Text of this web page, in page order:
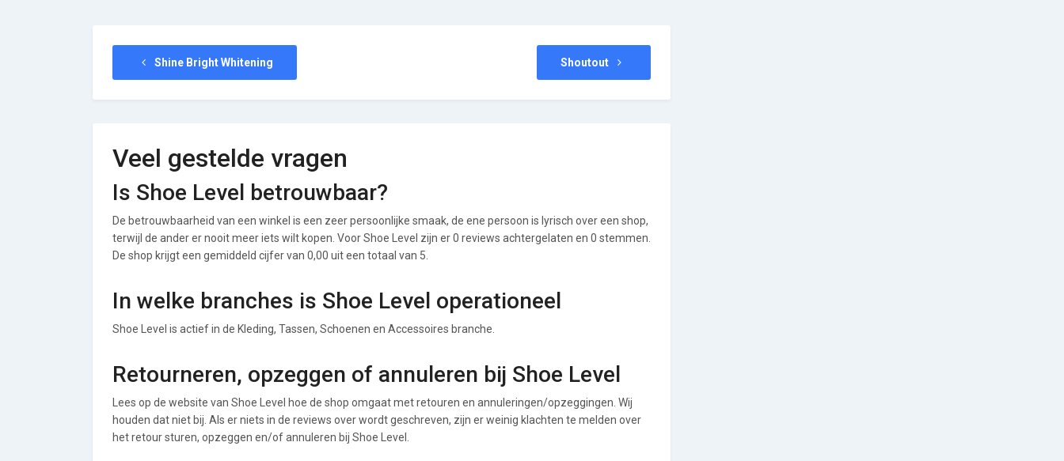
Shine Bright Whitening Shoutout
Veel gestelde vragen
Is Shoe Level betrouwbaar?
De betrouwbaarheid van een winkel is een zeer persoonlijke smaak, de ene persoon is lyrisch over een shop,
terwijl de ander er nooit meer iets wilt kopen. Voor Shoe Level zijn er 0 reviews achtergelaten en 0 stemmen.
De shop krijgt een gemiddeld cijfer van 0,00 uit een totaal van 5.
In welke branches is Shoe Level operationeel
Shoe Level is actief in de Kleding, Tassen, Schoenen en Accessoires branche.
Retourneren, opzeggen of annuleren bij Shoe Level
Lees op de website van Shoe Level hoe de shop omgaat met retouren en annuleringen/opzeggingen. Wij
houden dat niet bij. Als er niets in de reviews over wordt geschreven, zijn er weinig klachten te melden over
het retour sturen, opzeggen en/of annuleren bij Shoe Level.